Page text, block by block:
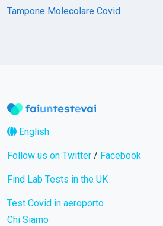
Tampone Molecolare Covid
English
Follow us on Twitter / Facebook
Find Lab Tests in the UK
Test Covid in aeroporto
Chi Siamo